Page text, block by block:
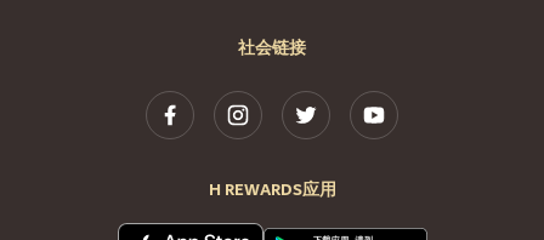
社会链接
H REWARDS应用